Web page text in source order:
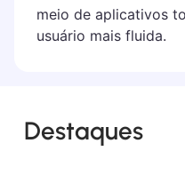
meio de aplicativos
usuário mais fluida.
Destaques